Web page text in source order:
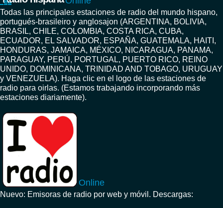
Todas las principales estaciones de radio del mundo hispano,
portugués-brasileiro y anglosajon (ARGENTINA, BOLIVIA,
BRASIL, CHILE, COLOMBIA, COSTA RICA, CUBA,
ECUADOR, EL SALVADOR, ESPAÑA, GUATEMALA, HAITI,
HONDURAS, JAMAICA, MÉXICO, NICARAGUA, PANAMA,
PARAGUAY, PERÚ, PORTUGAL, PUERTO RICO, REINO
UNIDO, DOMINICANA, TRINIDAD AND TOBAGO, URUGUAY
y VENEZUELA). Haga clic en el logo de las estaciones de
radio para oirlas. (Estamos trabajando incorporando más
estaciones diariamente).
Online
Nuevo: Emisoras de radio por web y móvil. Descargas: